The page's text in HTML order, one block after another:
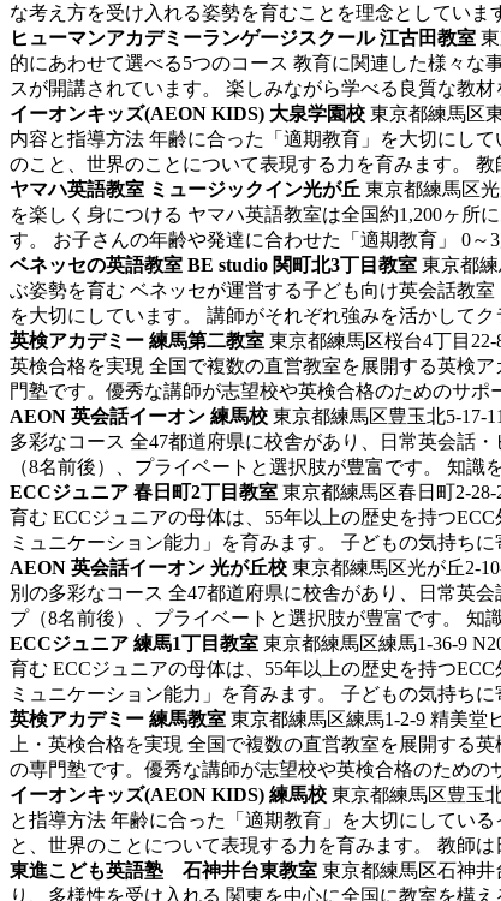
な考え方を受け入れる姿勢を育むことを理念としてい
ヒューマンアカデミーランゲージスクール 江古田教室
的にあわせて選べる5つのコース 教育に関連した様々
スが開講されています。 楽しみながら学べる良質な教
イーオンキッズ(AEON KIDS) 大泉学園校 東京都練馬区
内容と指導方法 年齢に合った「適期教育」を大切にし
のこと、世界のことについて表現する力を育みます。
ヤマハ英語教室 ミュージックイン光が丘 東京都練馬区
を楽しく身につける ヤマハ英語教室は全国約1,200ヶ所
す。 お子さんの年齢や発達に合わせた「適期教育」 0～
ベネッセの英語教室 BE studio 関町北3丁目教室 東京都
ぶ姿勢を育む ベネッセが運営する子ども向け英会話教
を大切にしています。 講師がそれぞれ強みを活かして
英検アカデミー 練馬第二教室 東京都練馬区桜台4丁目22-
英検合格を実現 全国で複数の直営教室を展開する英検
門塾です。優秀な講師が志望校や英検合格のためのサ
AEON 英会話イーオン 練馬校 東京都練馬区豊玉北5-17-
多彩なコース 全47都道府県に校舎があり、日常英会話
（8名前後）、プライベートと選択肢が豊富です。 知識
ECCジュニア 春日町2丁目教室 東京都練馬区春日町2-28-
育む ECCジュニアの母体は、55年以上の歴史を持つ
ミュニケーション能力」を育みます。 子どもの気持ち
AEON 英会話イーオン 光が丘校 東京都練馬区光が丘2-
別の多彩なコース 全47都道府県に校舎があり、日常英
プ（8名前後）、プライベートと選択肢が豊富です。 知
ECCジュニア 練馬1丁目教室 東京都練馬区練馬1-36-9
育む ECCジュニアの母体は、55年以上の歴史を持つ
ミュニケーション能力」を育みます。 子どもの気持ち
英検アカデミー 練馬教室 東京都練馬区練馬1-2-9 精美堂
上・英検合格を実現 全国で複数の直営教室を展開する
の専門塾です。優秀な講師が志望校や英検合格のため
イーオンキッズ(AEON KIDS) 練馬校 東京都練馬区豊玉
と指導方法 年齢に合った「適期教育」を大切にしてい
と、世界のことについて表現する力を育みます。 教師
東進こども英語塾 石神井台東教室 東京都練馬区石神井
り、多様性を受け入れる 関東を中心に全国に教室を構